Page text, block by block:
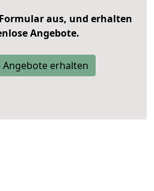
aus, und erhalten
Angebote.
Angebote erhalten